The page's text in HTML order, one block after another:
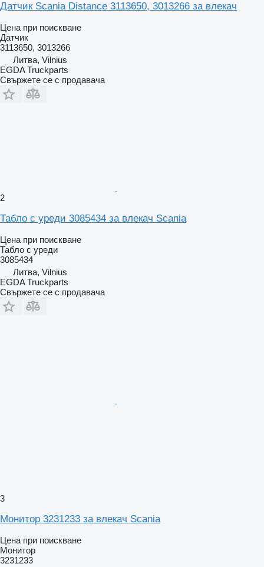
Датчик Scania Distance 3113650, 3013266 за влекач
Цена при поискване
Датчик
3113650, 3013266
Литва, Vilnius
EGDA Truckparts
Свържете се с продавача
2
Табло с уреди 3085434 за влекач Scania
Цена при поискване
Табло с уреди
3085434
Литва, Vilnius
EGDA Truckparts
Свържете се с продавача
3
Монитор 3231233 за влекач Scania
Цена при поискване
Монитор
3231233